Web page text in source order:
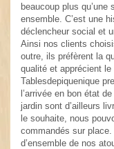
beaucoup plus
ensemble. C’est une
déclencheur social et
Ainsi nos clients
outre, ils préfèrent la
qualité et apprécient
Tablesdepiquenique
l’arrivée en bon état
jardin sont d’ailleurs
le souhaite, nous
commandés sur
d’ensemble de nos